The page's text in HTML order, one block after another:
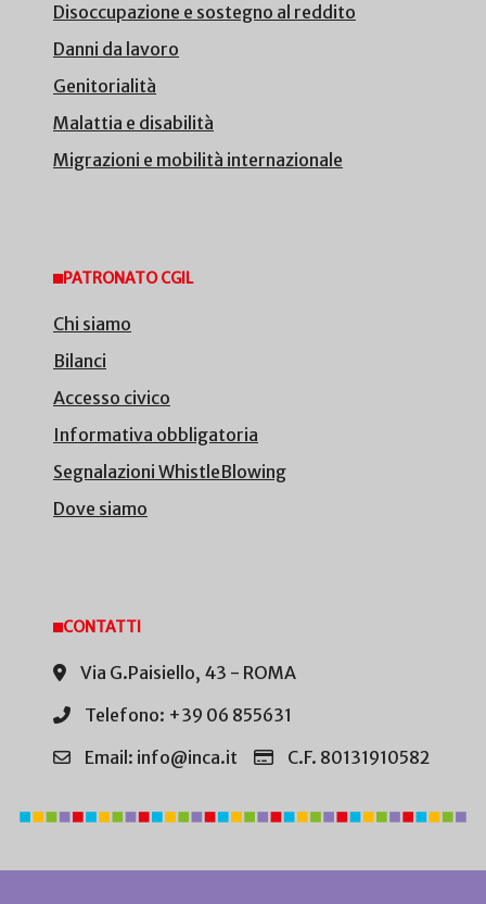
Disoccupazione e sostegno al reddito
Danni da lavoro
Genitorialità
Malattia e disabilità
Migrazioni e mobilità internazionale
PATRONATO CGIL
Chi siamo
Bilanci
Accesso civico
Informativa obbligatoria
Segnalazioni WhistleBlowing
Dove siamo
CONTATTI
Via G.Paisiello, 43 - ROMA
Telefono: +39 06 855631
Email: info@inca.it
C.F. 80131910582